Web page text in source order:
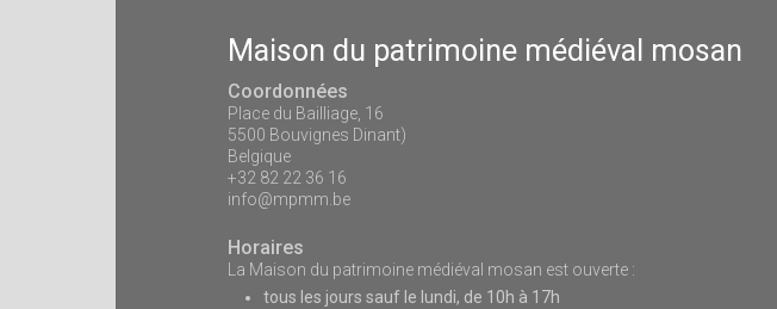
Maison du patrimoine médiéval mosan
Coordonnées
Place du Bailliage, 16
5500 Bouvignes Dinant)
Belgique
+32 82 22 36 16
info@mpmm.be
Horaires
La Maison du patrimoine médiéval mosan est ouverte :
tous les jours sauf le lundi, de 10h à 17h